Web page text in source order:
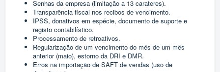
Senhas da empresa (limitação a 13 carateres).
Transparência fiscal nos recibos de vencimento.
IPSS, donativos em espécie, documento de suporte e
registo contabilístico.
Processamento de retroativos.
Regularização de um vencimento do mês de um mês
anterior (maio), estorno da DRI e DMR.
Erros na importação de SAFT de vendas (uso de